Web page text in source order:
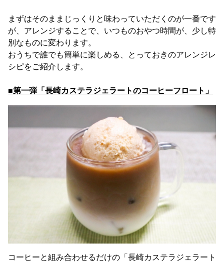
まずはそのままじっくりと味わっていただくのが一番です
が、アレンジすることで、いつものおやつ時間が、少し特
別なものに変わります。
おうちで誰でも簡単に楽しめる、とっておきのアレンジレ
シピをご紹介します。
■第一弾「長崎カステラジェラートのコーヒーフロート」
コーヒーと組み合わせるだけの「長崎カステラジェラート